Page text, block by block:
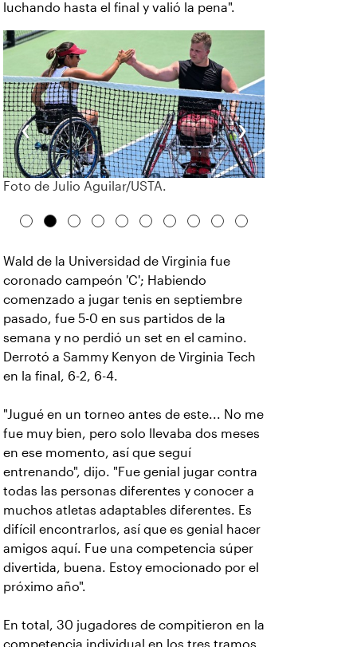
luchando hasta el final y valió la pena".
‹
Foto de Julio Aguilar/USTA.
›
Wald de la Universidad de Virginia fue
coronado campeón 'C'; Habiendo
comenzado a jugar tenis en septiembre
pasado, fue 5-0 en sus partidos de la
semana y no perdió un set en el camino.
Derrotó a Sammy Kenyon de Virginia Tech
en la final, 6-2, 6-4.
"Jugué en un torneo antes de este... No me
fue muy bien, pero solo llevaba dos meses
en ese momento, así que seguí
entrenando", dijo. "Fue genial jugar contra
todas las personas diferentes y conocer a
muchos atletas adaptables diferentes. Es
difícil encontrarlos, así que es genial hacer
amigos aquí. Fue una competencia súper
divertida, buena. Estoy emocionado por el
próximo año".
En total, 30 jugadores de compitieron en la
competencia individual en los tres tramos,